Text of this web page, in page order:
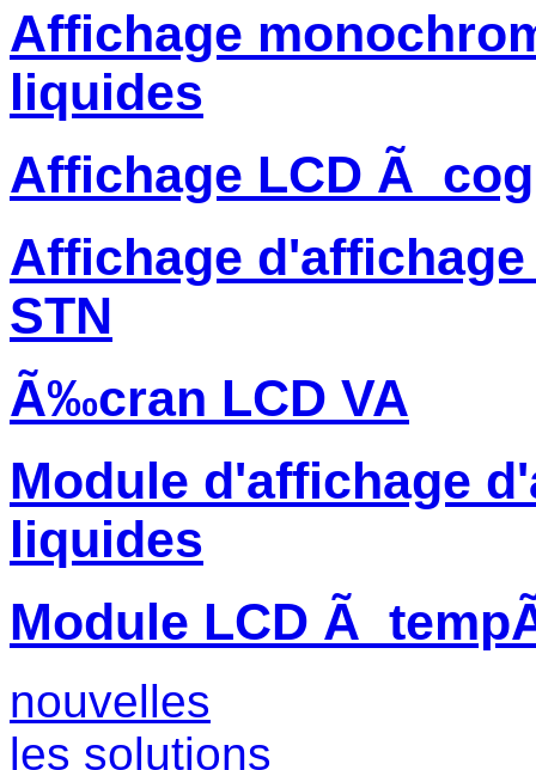
Affichage
liquides
Affichage LCD Ã cog
Affichage
STN
Ã‰cran LCD VA
Module d'affichage
liquides
Module LCD Ã
nouvelles
les solutions